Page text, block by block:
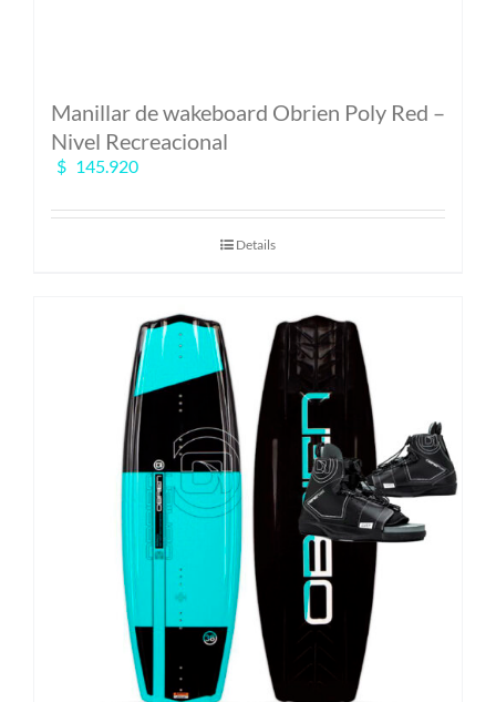
Manillar de wakeboard Obrien Poly Red –
Nivel Recreacional
$ 145.920
Details